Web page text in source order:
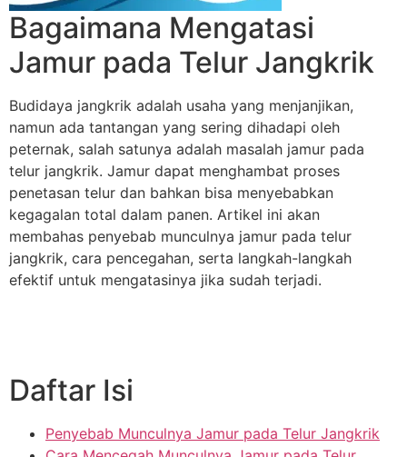
Bagaimana Mengatasi
Jamur pada Telur Jangkrik
Budidaya jangkrik adalah usaha yang menjanjikan,
namun ada tantangan yang sering dihadapi oleh
peternak, salah satunya adalah masalah jamur pada
telur jangkrik. Jamur dapat menghambat proses
penetasan telur dan bahkan bisa menyebabkan
kegagalan total dalam panen. Artikel ini akan
membahas penyebab munculnya jamur pada telur
jangkrik, cara pencegahan, serta langkah-langkah
efektif untuk mengatasinya jika sudah terjadi.
Daftar Isi
Penyebab Munculnya Jamur pada Telur Jangkrik